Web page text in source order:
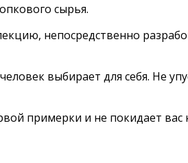
сырья.
непосредственно
выбирает для себя. Не
примерки и не покидает вас